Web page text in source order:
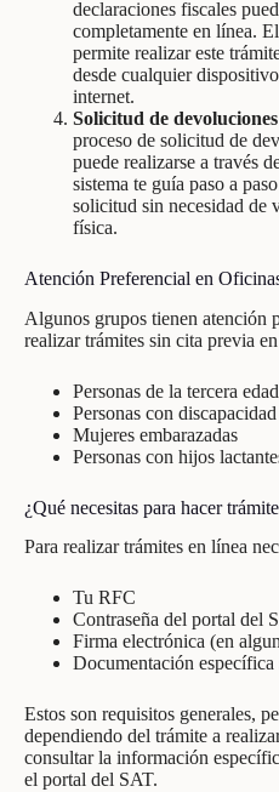
declaraciones fiscales
completamente en línea.
permite realizar este
desde cualquier
internet.
Solicitud de
proceso de solicitud de
puede realizarse a través
sistema te guía paso a
solicitud sin necesidad de
física.
Atención Preferencial en
Algunos grupos tienen atención
realizar trámites sin cita previa
Personas de la tercera edad
Personas con discapacidad
Mujeres embarazadas
Personas con hijos
¿Qué necesitas para hacer
Para realizar trámites en línea
Tu RFC
Contraseña del portal del
Firma electrónica (en
Documentación específica
Estos son requisitos generales,
dependiendo del trámite a
consultar la información
el portal del SAT.